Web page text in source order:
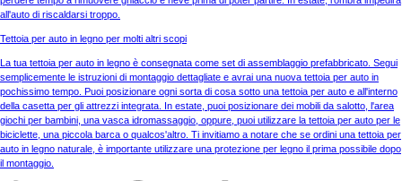
all'auto di riscaldarsi troppo.
Tettoia per auto in legno per molti altri scopi
La tua tettoia per auto in legno è consegnata come set di assemblaggio prefabbricato. Segui
semplicemente le istruzioni di montaggio dettagliate e avrai una nuova tettoia per auto in
pochissimo tempo. Puoi posizionare ogni sorta di cosa sotto una tettoia per auto e all'interno
della casetta per gli attrezzi integrata. In estate, puoi posizionare dei mobili da salotto, l'area
giochi per bambini, una vasca idromassaggio, oppure, puoi utilizzare la tettoia per auto per le
biciclette, una piccola barca o qualcos'altro. Ti invitiamo a notare che se ordini una tettoia per
auto in legno naturale, è importante utilizzare una protezione per legno il prima possibile dopo
il montaggio.